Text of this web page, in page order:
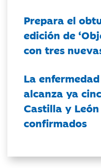
Prepara el
edición de
con tres
La
alcanza ya
Castilla y
confirmados